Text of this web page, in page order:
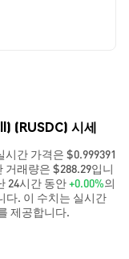
(RUSDC) 시세
간 가격은 $0.999391
거래량은 $288.29입니
24시간 동안+0.00%의
다. 이 수치는 실시간
제공합니다.